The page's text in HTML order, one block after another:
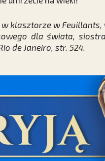
w klasztorze w
dla świata,
de Janeiro, str. 524.